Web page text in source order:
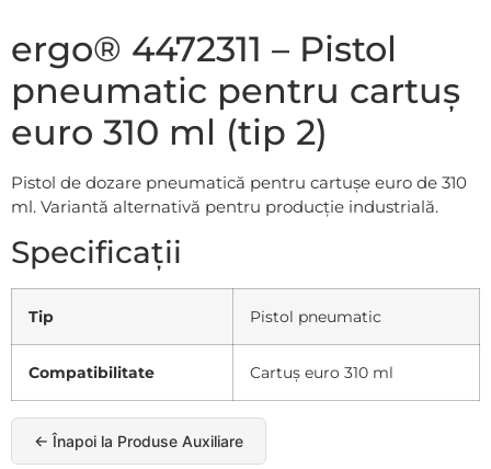
ergo® 4472311 – Pistol
pneumatic pentru cartuș
euro 310 ml (tip 2)
Pistol de dozare pneumatică pentru cartușe euro de 310
ml. Variantă alternativă pentru producție industrială.
Specificații
Tip Pistol pneumatic
Compatibilitate Cartuș euro 310 ml
← Înapoi la Produse Auxiliare